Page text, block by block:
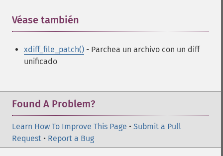
Véase también
xdiff_file_patch() - Parchea un archivo con un diff
unificado
Found A Problem?
Learn How To Improve This Page • Submit a Pull
Request • Report a Bug